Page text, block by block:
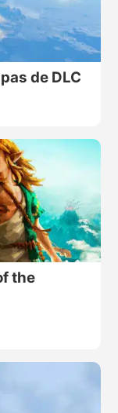
de DLC
the